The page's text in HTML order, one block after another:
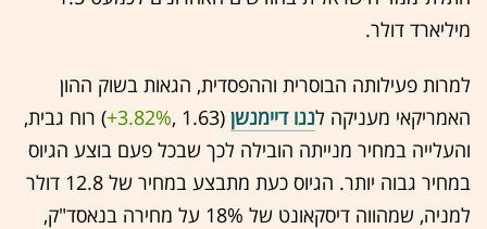
מיליארד דולר.
למרות פעילותה הבוסרית וההפסדית, הגאות בשוק ההון
האמריקאי מעניקה לננו דיימנשן (1.63 ,‎
+3.82%‏) רוח גבית,
והעלייה במחיר מנייתה הובילה לכך שבכל פעם בוצע הגיוס
במחיר גבוה יותר. הגיוס כעת מתבצע במחיר של 12.8 דולר
למניה, שמהווה דיסקאונט של 18% על מחירה בנאסד"ק,